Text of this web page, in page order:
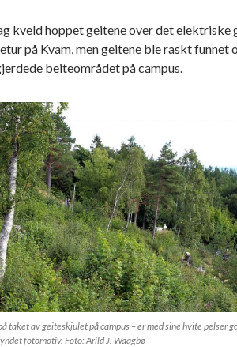
kveld hoppet geitene over det elektriske
på Kvam, men geitene ble raskt
beiteområdet på campus.
taket av geiteskjulet på campus – er med sine hvite pelser
fotomotiv. Foto: Arild J. Waagbø